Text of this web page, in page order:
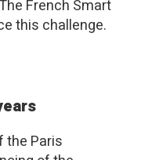
French Smart
this challenge.
the Paris